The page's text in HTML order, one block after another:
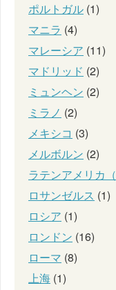
ポルトガル (1)
マニラ (4)
マレーシア (11)
マドリッド (2)
ミュンヘン (2)
ミラノ (2)
メキシコ (3)
メルボルン (2)
ラテンアメリカ（
ロサンゼルス (1)
ロシア (1)
ロンドン (16)
ローマ (8)
上海 (1)